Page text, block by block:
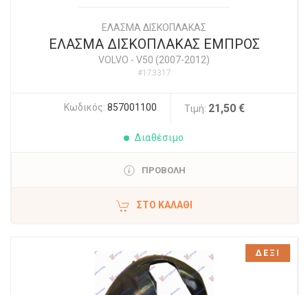
ΕΛΑΣΜΑ ΔΙΣΚΟΠΛΑΚΑΣ
ΕΛΑΣΜΑ ΔΙΣΚΟΠΛΑΚΑΣ ΕΜΠΡΟΣ
VOLVO - V50 (2007-2012)
#173317
Κωδικός: 857001100 Τιμή: 21,50 €
Διαθέσιμο
ΠΡΟΒΟΛΗ
ΣΤΟ ΚΑΛΆΘΙ
ΔΕΞΙ